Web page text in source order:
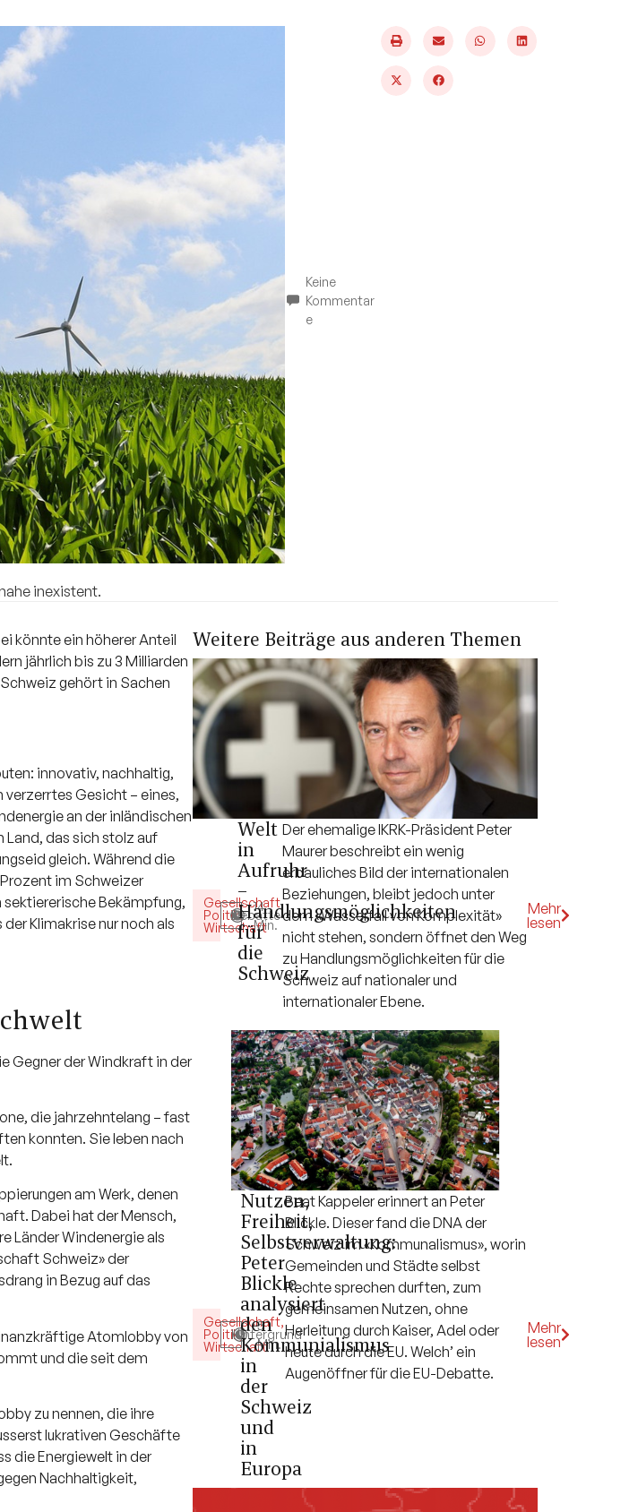
inexistent.
Keine
Kommentar
e
könnte ein höherer Anteil
jährlich bis zu 3 Milliarden
gehört in Sachen
innovativ, nachhaltig,
verzerrtes Gesicht – eines,
an der inländischen
Land, das sich stolz auf
gleich. Während die
im Schweizer
Bekämpfung,
Klimakrise nur noch als
Gegner der Windkraft in der
die jahrzehntelang – fast
konnten. Sie leben nach
am Werk, denen
Dabei hat der Mensch,
Länder Windenergie als
Schweiz» der
in Bezug auf das
Atomlobby von
und die seit dem
zu nennen, die ihre
lukrativen Geschäfte
die Energiewelt in der
Nachhaltigkeit,
Weitere Beiträge aus anderen Themen
Gesellschaft,
Politik,
Wirtschaft
Debatte
14
Min.
Welt
in
Aufruhr
–
Handlungsmöglichkeiten
für
die
Schweiz
Der ehemalige IKRK-Präsident Peter
Maurer beschreibt ein wenig
erbauliches Bild der internationalen
Beziehungen, bleibt jedoch unter
dem «Wasserfall von Komplexität»
nicht stehen, sondern öffnet den Weg
zu Handlungsmöglichkeiten für die
Schweiz auf nationaler und
internationaler Ebene.
Mehr
lesen
Gesellschaft,
Politik,
Wirtschaft
Hintergrund
5
Min.
Nutzen,
Freiheit,
Selbstverwaltung:
Peter
Blickle
analysiert
den
Kommunialismus
in
der
Schweiz
und
in
Europa
Beat Kappeler erinnert an Peter
Blickle. Dieser fand die DNA der
Schweiz im «Kommunalismus», worin
Gemeinden und Städte selbst
Rechte sprechen durften, zum
gemeinsamen Nutzen, ohne
Herleitung durch Kaiser, Adel oder
heute durch die EU. Welch’ ein
Augenöffner für die EU-Debatte.
Mehr
lesen